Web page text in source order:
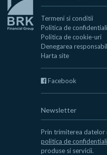
Termeni si conditii
Politica de
Politica de cookie-uri
Denegarea
Harta site
Facebook
Newsletter
Prin trimiterea datelor
politica de
produse si servicii.